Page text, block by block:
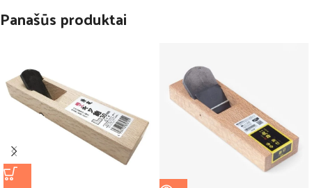
Panašūs produktai